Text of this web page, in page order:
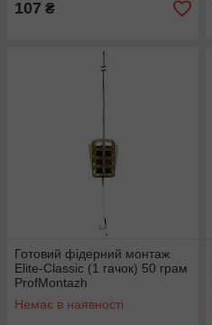
107 ₴
Готовий фідерний монтаж
Elite-Classic (1 гачок) 50 грам
ProfMontazh
Немає в наявності